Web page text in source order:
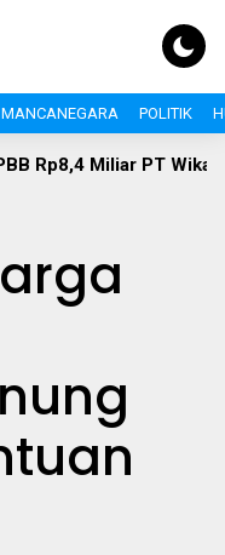
MANCANEGARA POLITIK
Wika Serpan: Investor